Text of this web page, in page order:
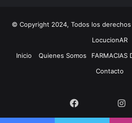
© Copyright 2024, Todos los
LocucionAR
Inicio
Quienes Somos FARMACIAS
Contacto
Facebook